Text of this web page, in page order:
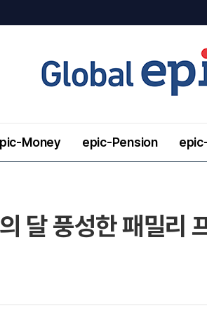
Money epic-Pension
달 풍성한 패밀리